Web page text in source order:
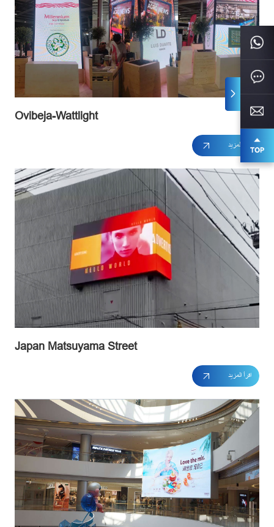
Ovibeja-Wattlight
اقرأ المزيد
Japan Matsuyama Street
اقرأ المزيد